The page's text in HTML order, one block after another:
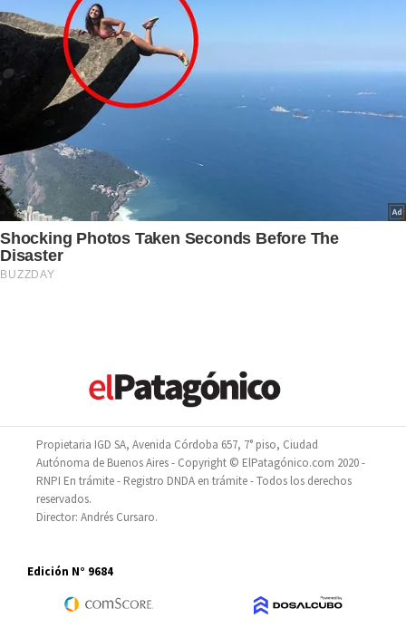
Propietaria IGD SA, Avenida Córdoba 657, 7° piso, Ciudad
Autónoma de Buenos Aires - Copyright © ElPatagónico.com 2020 -
RNPI En trámite - Registro DNDA en trámite - Todos los derechos
reservados.
Director: Andrés Cursaro.
Edición N° 9684